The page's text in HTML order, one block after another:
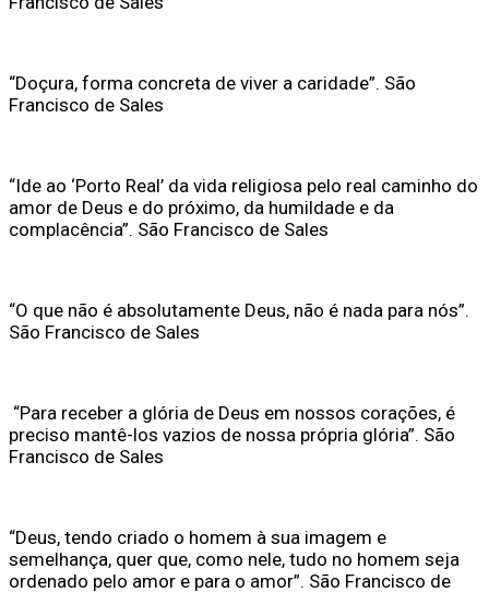
“Doçura, forma concreta de viver a caridade”. São
Francisco de Sales
“Ide ao ‘Porto Real’ da vida religiosa pelo real caminho do
amor de Deus e do próximo, da humildade e da
complacência”. São Francisco de Sales
“O que não é absolutamente Deus, não é nada para nós”.
São Francisco de Sales
“Para receber a glória de Deus em nossos corações, é
preciso mantê-los vazios de nossa própria glória”. São
Francisco de Sales
“Deus, tendo criado o homem à sua imagem e
semelhança, quer que, como nele, tudo no homem seja
ordenado pelo amor e para o amor”. São Francisco de